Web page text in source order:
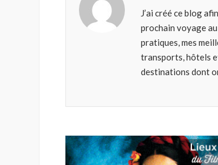
J’ai créé ce blog
prochain voyage
pratiques, mes
transports, hôtels
destinations dont